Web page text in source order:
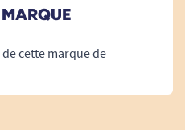
cette marque de